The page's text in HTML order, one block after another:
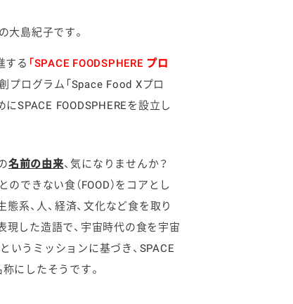
島紀子です。
する 「SPACE FOODSPHERE プロ
プログラム「Space Food Xプロ
SPACE FOODSPHEREを設立し
名前の由来、気になりませんか？
できない食（FOOD）をコアとし
態系、人、経済、文化など食を取り
現した造語で、宇宙時代の食を宇宙
というミッションに基づき、SPACE
にしたそうです。